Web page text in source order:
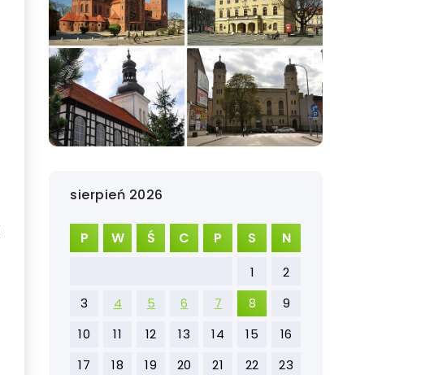
sierpień 2026
P W Ś C P S N
1
2
3
4 5 6 7 8
9
10
11 12 13 14 15
16
17
18 19 20 21 22
23